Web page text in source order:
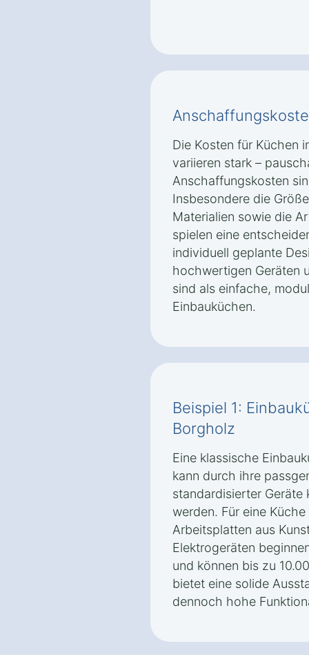
Die Kosten für Küchen
variieren stark –
Anschaffungskosten
Insbesondere die
Materialien sowie die
spielen eine
individuell geplante
hochwertigen Geräten
sind als einfache,
Einbauküchen.
Beispiel 1:
Borgholz
Eine klassische
kann durch ihre
standardisierter
werden. Für eine
Arbeitsplatten aus
Elektrogeräten
und können bis zu
bietet eine solide
dennoch hohe